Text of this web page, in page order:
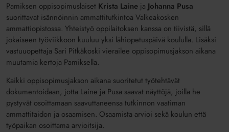
Pamiksen oppisopimuslaiset Krista Laine ja Johanna Pusa
suorittavat isännöinnin ammattitutkintoa Valkeakosken
ammattiopistossa. Yhteistyö oppilaitoksen kanssa on tiivistä, sillä
jokaiseen työviikkoon kuuluu yksi lähiopetuspäivä koululla. Lisäksi
vastuuopettaja Sari Pitkäkoski vierailee oppisopimusjakson aikana
muutamia kertoja Pamiksella.
Kaikki oppisopimusjakson aikana suoritetut työtehtävät
dokumentoidaan, jotta Laine ja Pusa saavat näyttöjä, joilla he
pystyvät osoittamaan saavuttaneensa tutkinnon vaatiman
ammattitaidon ja osaamisen. Osaamista arvioi sekä koulun että
työpaikan osoittama arvioitsija.